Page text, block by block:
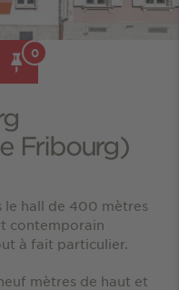
0
Fribourg)
le hall de 400 mètres
contemporain
à fait particulier.
mètres de haut et